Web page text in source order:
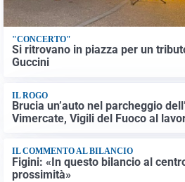
"CONCERTO"
Si ritrovano in piazza per un
Guccini
IL ROGO
Brucia un’auto nel parcheggio
Vimercate, Vigili del Fuoco al
IL COMMENTO AL BILANCIO
Figini: «In questo bilancio al
prossimità»